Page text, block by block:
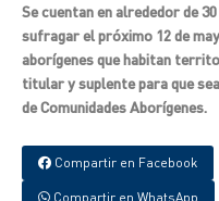
Se cuentan en alrededor de
sufragar el próximo 12 de
aborígenes que habitan
titular y suplente para que
de Comunidades Aborígenes.
Compartir en Facebook
Compartir en WhatsApp